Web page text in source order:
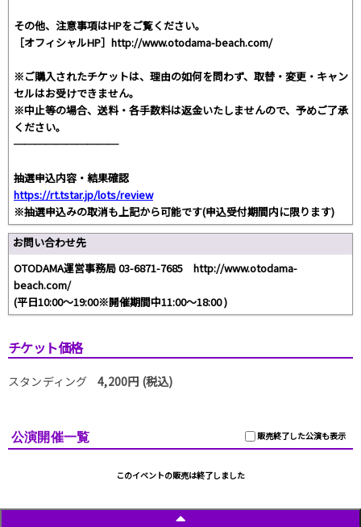
その他、注意事項はHPをご覧ください。
［オフィシャルHP］http://www.otodama-beach.com/
※ご購入されたチケットは、理由の如何を問わず、取替・変更・キャン
セルはお受けできません。
※中止等の場合、送料・各手数料は返金いたしませんので、予めご了承
ください。
──────────
抽選申込内容・結果確認
https://rt.tstar.jp/lots/review
※抽選申込みの取消も上記から可能です(申込受付期間内に限ります)
お問い合わせ先
OTODAMA運営事務局 03-6871-7685 http://www.otodama-
beach.com/
(平日10:00～19:00※開催期間中11:00～18:00 )
チケット価格
スタンディング 4,200円 (税込)
販売終了した公演も表示
公演開催一覧
このイベントの販売は終了しました